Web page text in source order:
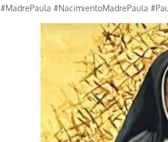
#MadrePaula #NacimientoMadrePaula